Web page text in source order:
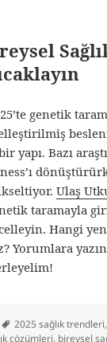
genetik
yapı. Bazı
Ulaş
taramayla
Hangi
Yorumlara
Etiketler
2025 sağlık trendleri
çözümleri, bireysel